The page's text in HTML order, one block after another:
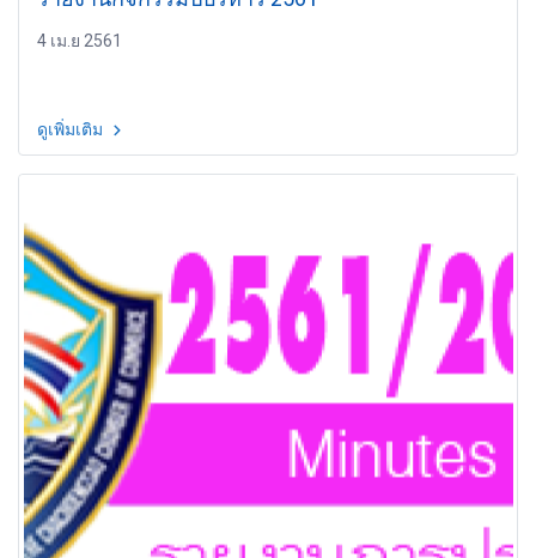
4 เม.ย 2561
ดูเพิ่มเติม